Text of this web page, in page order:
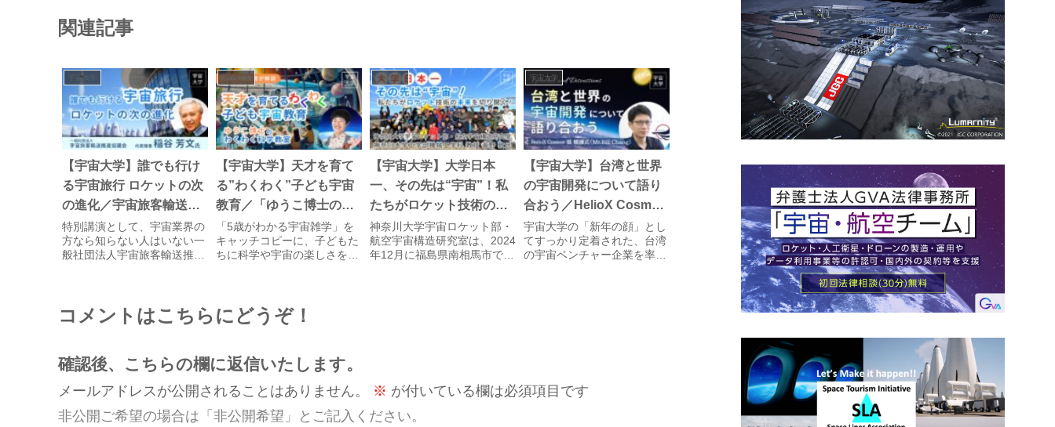
関連記事
宇宙大学
【宇宙大学】誰でも行け
る宇宙旅行 ロケットの次
の進化／宇宙旅客輸送推
進協議会 代表理事 稲谷
芳文氏
特別講演として、宇宙業界の
方なら知らない人はいない一
般社団法人宇宙旅客輸送推進
れ、今も宇宙業界を牽引され
ています。「稲谷先生特別講
イト...
宇宙大学
【宇宙大学】天才を育て
る”わくわく”子ども宇宙
教育／「ゆうこ博士のわ
くわく科学教室」代表 網
蔵 優子氏
「5歳がわかる宇宙雑学」を
キャッチコピーに、子どもた
ちに科学や宇宙の楽しさを伝
DNAの抽出実験などなど、テ
ーマを見るだけでも興味深い
も...
宇宙大学
【宇宙大学】大学日本
一、その先は“宇宙”！私
たちがロケット技術の未
来を切り開く！ ／神奈川
大学宇宙ロケット部・航
空宇宙構造研究室、神奈
神奈川大学宇宙ロケット部・
航空宇宙構造研究室は、2024
年12月に福島県南相馬市でハ
宇宙大学
【宇宙大学】台湾と世界
の宇宙開発について語り
合おう／HelioX Cosmos
CEO 張 懐謙氏
宇宙大学の「新年の顔」とし
てすっかり定着された、台湾
の宇宙ベンチャー企業を率い
コメントはこちらにどうぞ！
確認後、こちらの欄に返信いたします。
メールアドレスが公開されることはありません。 ※ が付いている欄は必須項目です
非公開ご希望の場合は「非公開希望」とご記入ください。